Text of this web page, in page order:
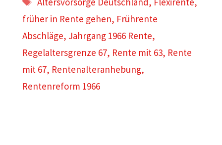
früher in Rente gehen, Frührente
Abschläge, Jahrgang 1966 Rente,
Regelaltersgrenze 67, Rente mit 63, Rente
mit 67, Rentenalteranhebung,
Rentenreform 1966